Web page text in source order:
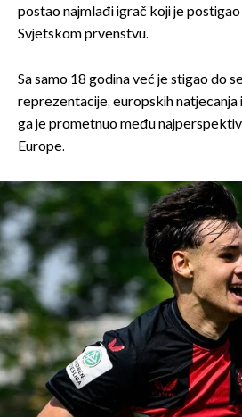
postao najmlađi igrač koji je
Svjetskom prvenstvu.
Sa samo 18 godina već je stigao do
reprezentacije, europskih
ga je prometnuo među
Europe.